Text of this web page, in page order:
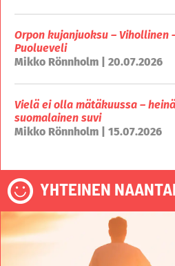
Orpon kujanjuoksu – Vihollinen
Puolueveli
Mikko Rönnholm | 20.07.2026
Vielä ei olla mätäkuussa –
suomalainen suvi
Mikko Rönnholm | 15.07.2026
YHTEINEN